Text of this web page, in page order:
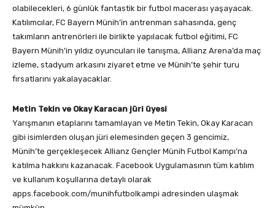
olabilecekleri, 6 günlük fantastik bir futbol macerası yaşayacak.
Katılımcılar, FC Bayern Münih’in antrenman sahasında, genç
takımların antrenörleri ile birlikte yapılacak futbol eğitimi, FC
Bayern Münih’in yıldız oyuncuları ile tanışma, Allianz Arena’da maç
izleme, stadyum arkasını ziyaret etme ve Münih’te şehir turu
fırsatlarını yakalayacaklar.
Metin Tekin ve Okay Karacan jüri üyesi
Yarışmanın etaplarını tamamlayan ve Metin Tekin, Okay Karacan
gibi isimlerden oluşan jüri elemesinden geçen 3 gencimiz,
Münih’te gerçekleşecek Allianz Gençler Münih Futbol Kampı’na
katılma hakkını kazanacak. Facebook Uygulamasının tüm katılım
ve kullanım koşullarına detaylı olarak
apps.facebook.com/munihfutbolkampi adresinden ulaşmak